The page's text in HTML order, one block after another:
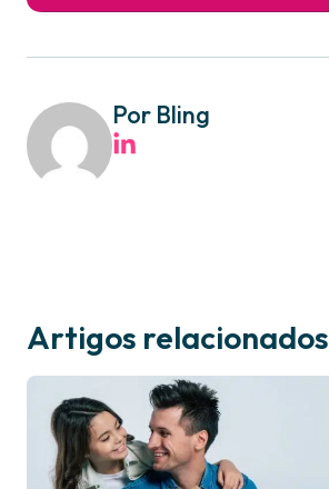
Por Bling
Artigos relacionados